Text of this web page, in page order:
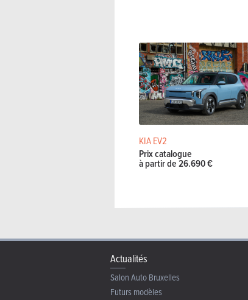
KIA EV2
Prix catalogue
à partir de 26.690 €
Actualités
Salon Auto Bruxelles
Futurs modèles